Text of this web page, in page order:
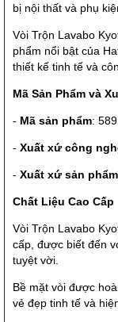
bị nội thất và phụ
Vòi Trộn Lavabo
phẩm nổi bật của
thiết kế tinh tế và
Mã Sản Phẩm và
- Mã sản phẩm:
- Xuất xứ công
- Xuất xứ sản phẩm
Chất Liệu Cao Cấp
Vòi Trộn Lavabo
cấp, được biết đến
tuyệt vời.
Bề mặt vòi được
vẻ đẹp tinh tế và